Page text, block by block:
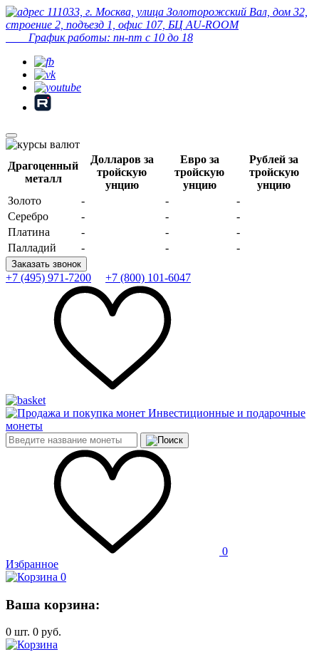
111033, г. Москва, улица Золоторожский Вал, дом 32,
строение 2, подъезд 1, офис 107, БЦ AU-ROOM
График работы: пн-пт с 10 до 18
Драгоценный
металл
Долларов за
тройскую
унцию
Евро за
тройскую
унцию
Рублей за
тройскую
унцию
Золото
- -
-
Серебро
- -
-
Платина
- -
-
Палладий
- - -
Заказать звонок
+7 (495) 971-7200 +7 (800) 101-6047
Инвестиционные и подарочные
монеты
0
Избранное
0
Ваша корзина:
0 шт. 0 руб.